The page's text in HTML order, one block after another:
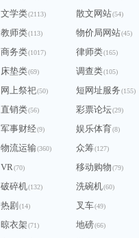
文学类(2113) 散文网站(54)
教师类(113) 物价局网站(45)
商务类(1017) 律师类(165)
床垫类(69) 调查类(105)
网上祭祀(50) 短网址服务(155)
直销类(56) 彩票论坛(29)
军事财经(9) 娱乐体育(8)
物流运输(360) 众筹(127)
VR(70) 移动购物(79)
破碎机(132) 洗碗机(60)
热剧 (14) 叉车(49)
晾衣架(71) 地磅(66)